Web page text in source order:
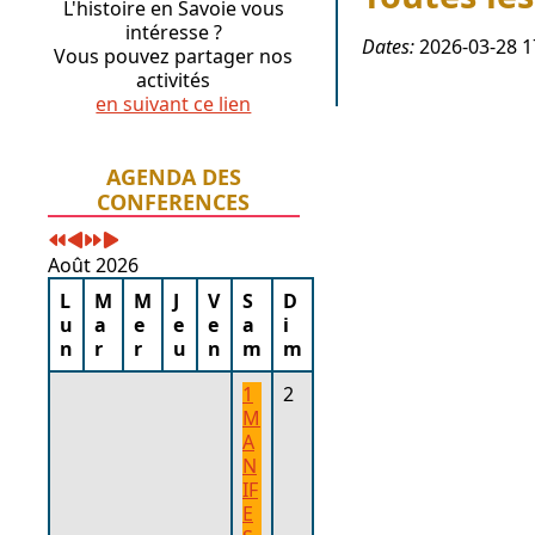
L'histoire en Savoie vous
intéresse ?
Vous pouvez partager nos
activités
en suivant ce lien
AGENDA DES
CONFERENCES
précédente
précédent
Année
suivante
Mois
suivant
Août 2026
L
u
n
M
a
r
M
e
r
J
e
u
V
e
n
S
a
m
D
i
m
1
M
A
N
IF
E
2
Dates:2026-03-28